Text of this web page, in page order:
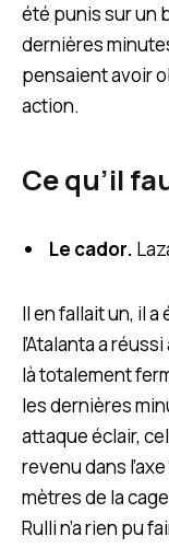
été punis sur un
dernières
pensaient avoir
action.
Ce qu’il
Le cador.
Il en fallait un, il
l’Atalanta a
là totalement
les dernières
attaque éclair,
revenu dans
mètres de la
Rulli n’a rien pu